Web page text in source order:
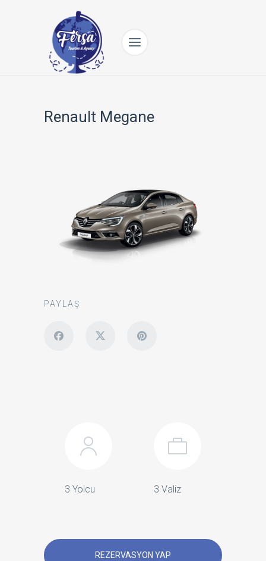
Renault Megane
PAYLAŞ
3 Yolcu 3 Valiz
REZERVASYON YAP